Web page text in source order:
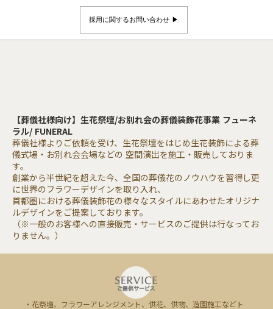
採用に関するお問い合わせ ▶︎
【葬儀社様向け】生花祭壇/お別れ会の葬儀装飾花事業 フューネ
ラル/ FUNERAL
葬儀社様よりご依頼を受け、生花祭壇をはじめ生花装飾による葬
儀式場・お別れ会会場などの 空間演出を施工・販売しておりま
す。
創業から半世紀を超えた今、全国の葬儀花のノウハウを習得し更
に世界のフラワーデザインを取り入れ、
首都圏における葬儀装飾花の様々なスタイルにあわせたオリジナ
ルデザインをご提案しております。
（※一般のお客様への直接販売・サービスのご提供は行なってお
りません。）
・花祭壇、フラワーアレンジメント、供花、供物、造園施工などト